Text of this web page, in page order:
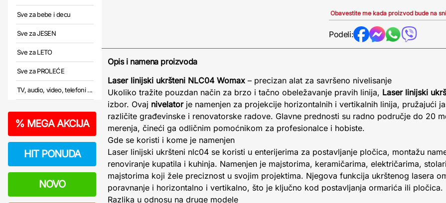
Sve za bebe i decu
Sve za JESEN
Sve za LETO
Sve za PROLEĆE
TV, audio, video, telefoni ...
% MEGA AKCIJA
HIT PONUDA
NOVO
Obavestite me kada proizvod bude na
Podeli:
Opis i namena proizvoda
Laser linijski ukršteni NLC04 Womax – precizan alat za savršeno nivelisanje
Ukoliko tražite pouzdan način za brzo i tačno obeležavanje pravih linija, Laser linijski
izbor. Ovaj nivelatorje namenjen za projekcije horizontalnih i vertikalnih linija, pružajući
različite građevinske i renovatorske radove. Glavne prednosti su radno područje do 20
merenja, čineći ga odličnim pomoćnikom za profesionalce i hobiste.
Gde se koristi i kome je namenjen
Laser linijski ukršteni nlc04 se koristi u enterijerima za postavljanje pločica, montažu
renoviranje kupatila i kuhinja. Namenjen je majstorima, keramičarima, električarima,
majstorima koji žele preciznost u svojim projektima. Njegova funkcija ukrštenog lasera
poravnanje i horizontalno i vertikalno, što je ključno kod postavljanja ormarića ili pločica.
Razlika u odnosu na druge modele